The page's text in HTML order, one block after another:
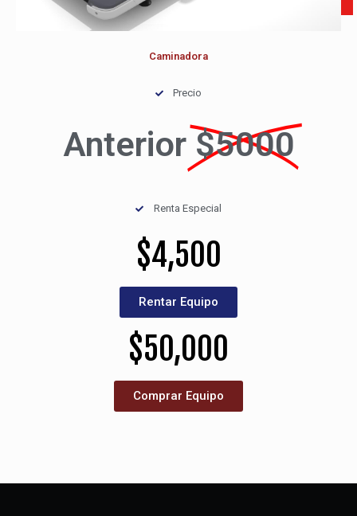
Caminadora
Precio
Anterior $5000
Renta Especial
$4,500
Rentar Equipo
$50,000
Comprar Equipo